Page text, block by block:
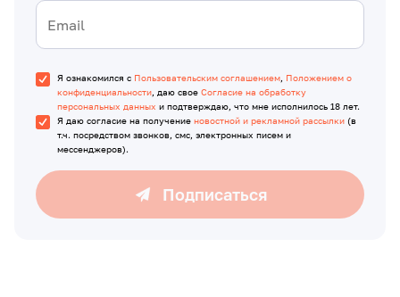
Я ознакомился с Пользовательским соглашением, Положением о
конфиденциальности, даю свое Согласие на обработку
персональных данных и подтверждаю, что мне исполнилось 18 лет.
Я даю согласие на получение новостной и рекламной рассылки (в
т.ч. посредством звонков, смс, электронных писем и
мессенджеров).
Подписаться